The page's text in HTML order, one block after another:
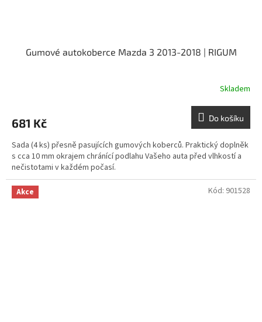
Gumové autokoberce Mazda 3 2013-2018 | RIGUM
Skladem
681 Kč Do košíku
Sada (4 ks) přesně pasujících gumových koberců. Praktický doplněk
s cca 10 mm okrajem chránící podlahu Vašeho auta před vlhkostí a
nečistotami v každém počasí.
Akce Kód: 901528